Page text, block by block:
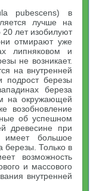
pubescens) в
лучше на
лет изобилуют
отмирают уже
липняковом и
не возникает.
на внутренней
подрост березы
береза
на окружающей
возобновление
об успешном
древесине при
имеет большое
березы. Только в
возможность
и массового
внутренней